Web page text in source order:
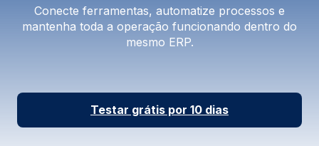
Conecte ferramentas, automatize processos e
mantenha toda a operação funcionando dentro do
mesmo ERP.
Testar grátis por 10 dias